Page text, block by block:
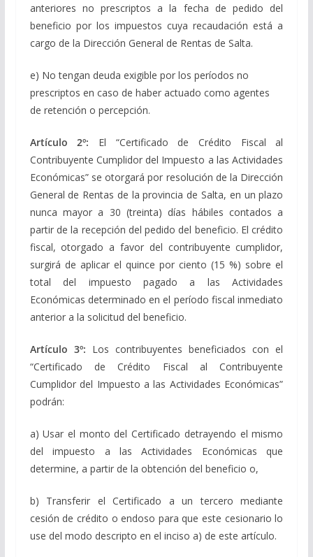
anteriores no prescriptos a la fecha de pedido del
beneficio por los impuestos cuya recaudación está a
cargo de la Dirección General de Rentas de Salta.
e) No tengan deuda exigible por los períodos no
prescriptos en caso de haber actuado como agentes
de retención o percepción.
Artículo 2º: El “Certificado de Crédito Fiscal al
Contribuyente Cumplidor del Impuesto a las Actividades
Económicas” se otorgará por resolución de la Dirección
General de Rentas de la provincia de Salta, en un plazo
nunca mayor a 30 (treinta) días hábiles contados a
partir de la recepción del pedido del beneficio. El crédito
fiscal, otorgado a favor del contribuyente cumplidor,
surgirá de aplicar el quince por ciento (15 %) sobre el
total del impuesto pagado a las Actividades
Económicas determinado en el período fiscal inmediato
anterior a la solicitud del beneficio.
Artículo 3º: Los contribuyentes beneficiados con el
“Certificado de Crédito Fiscal al Contribuyente
Cumplidor del Impuesto a las Actividades Económicas”
podrán:
a) Usar el monto del Certificado detrayendo el mismo
del impuesto a las Actividades Económicas que
determine, a partir de la obtención del beneficio o,
b) Transferir el Certificado a un tercero mediante
cesión de crédito o endoso para que este cesionario lo
use del modo descripto en el inciso a) de este artículo.